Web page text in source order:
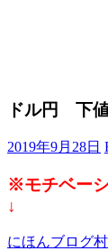
ドル円 下
2019年9月28日
※モチベー
↓
にほんブログ村